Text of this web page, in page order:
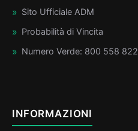
Sito Ufficiale ADM
Probabilità di Vincita
Numero Verde: 800 558 822
INFORMAZIONI